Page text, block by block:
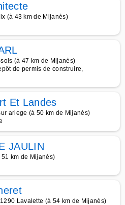
(à 43 km de Mijanès)
(à 47 km de Mijanès)
de permis de construire,
Et Landes
ariege (à 50 km de Mijanès)
JAULIN
km de Mijanès)
Lavalette (à 54 km de Mijanès)